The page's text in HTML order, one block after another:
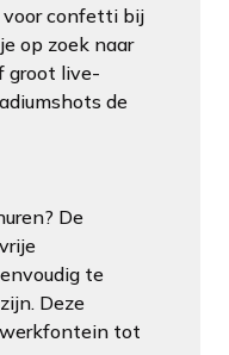
confetti bij
op zoek naar
groot live-
de
De
te
Deze
tot